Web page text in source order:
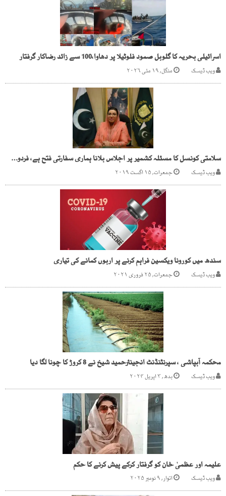
اسرائیلی بحریہ کا گلوبل صمود فلوٹیلا پر دھاوا،100 سے زائد رضاکار گرفتار
ویب ڈیسک منگل, ۱۹ مئی ۲۰۲۶
سلامتی کونسل کا مسئلہ کشمیر پر اجلاس بلانا ہماری سفارتی فتح ہے، فردوس عاشق اعوان
ویب ڈیسک جمعرات, ۱۵ اگست ۲۰۱۹
سندھ میں کورونا ویکسین فراہم کرنے پر اربوں کمانے کی تیاری
ویب ڈیسک جمعرات, ۲۵ فروری ۲۰۲۱
محکمہ آبپاشی ، سپرنٹنڈنٹ انجینئرحمید شیخ نے 8 کروڑ کا چونا لگا دیا
ویب ڈیسک بدھ, ۳ اپریل ۲۰۲۴
علیمہ اور عظمیٰ خان کو گرفتار کرکے پیش کرنے کا حکم
ویب ڈیسک اتوار, ۹ نومبر ۲۰۲۵